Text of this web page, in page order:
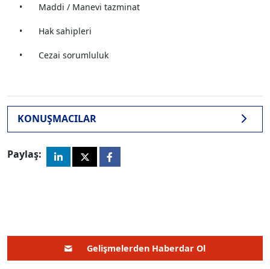
• Maddi / Manevi tazminat
• Hak sahipleri
• Cezai sorumluluk
KONUŞMACILAR
Paylaş:
Gelişmelerden Haberdar Ol